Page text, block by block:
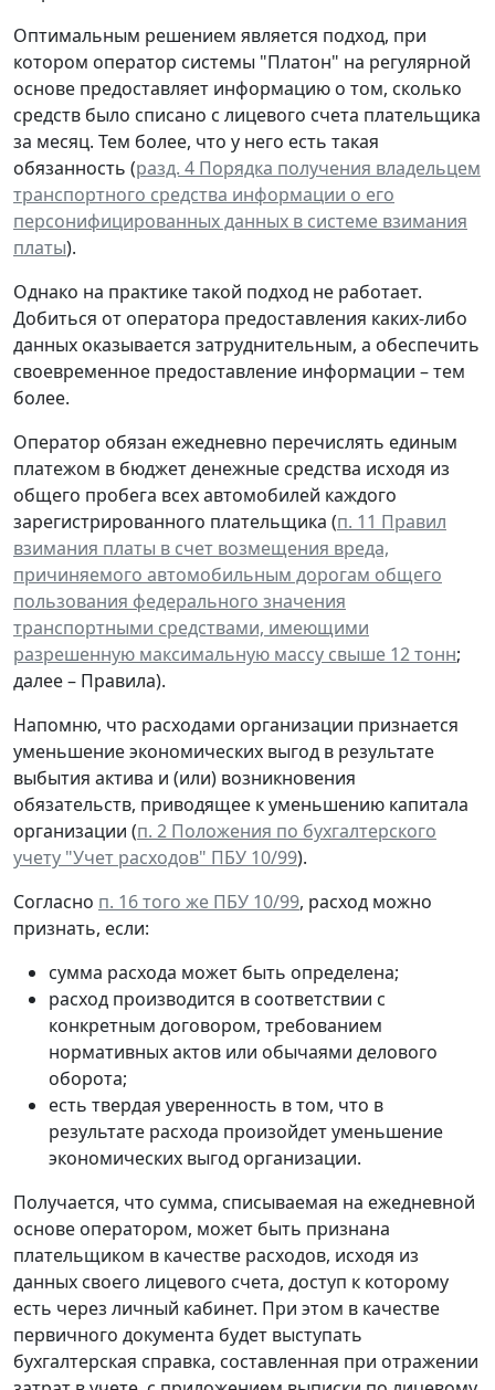
Оптимальным решением является подход, при
котором оператор системы "Платон" на регулярной
основе предоставляет информацию о том, сколько
средств было списано с лицевого счета плательщика
за месяц. Тем более, что у него есть такая
обязанность (разд. 4 Порядка получения владельцем
транспортного средства информации о его
персонифицированных данных в системе взимания
платы).
Однако на практике такой подход не работает.
Добиться от оператора предоставления каких-либо
данных оказывается затруднительным, а обеспечить
своевременное предоставление информации – тем
более.
Оператор обязан ежедневно перечислять единым
платежом в бюджет денежные средства исходя из
общего пробега всех автомобилей каждого
зарегистрированного плательщика (п. 11 Правил
взимания платы в счет возмещения вреда,
причиняемого автомобильным дорогам общего
пользования федерального значения
транспортными средствами, имеющими
разрешенную максимальную массу свыше 12 тонн;
далее – Правила).
Напомню, что расходами организации признается
уменьшение экономических выгод в результате
выбытия актива и (или) возникновения
обязательств, приводящее к уменьшению капитала
организации (п. 2 Положения по бухгалтерского
учету "Учет расходов" ПБУ 10/99).
Согласно п. 16 того же ПБУ 10/99, расход можно
признать, если:
сумма расхода может быть определена;
расход производится в соответствии с
конкретным договором, требованием
нормативных актов или обычаями делового
оборота;
есть твердая уверенность в том, что в
результате расхода произойдет уменьшение
экономических выгод организации.
Получается, что сумма, списываемая на ежедневной
основе оператором, может быть признана
плательщиком в качестве расходов, исходя из
данных своего лицевого счета, доступ к которому
есть через личный кабинет. При этом в качестве
первичного документа будет выступать
бухгалтерская справка, составленная при отражении